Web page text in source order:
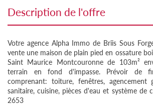
description de l'offre
Votre agence Alpha Immo de Briis Sous
vente une maison de plain pied en ossature
Saint Maurice Montcouronne de 103m²
terrain en fond d'impasse. Prévoir de
comprenant: toiture, fenêtres, agencement
sanitaire, cuisine, pièces d'eau et système de
2653